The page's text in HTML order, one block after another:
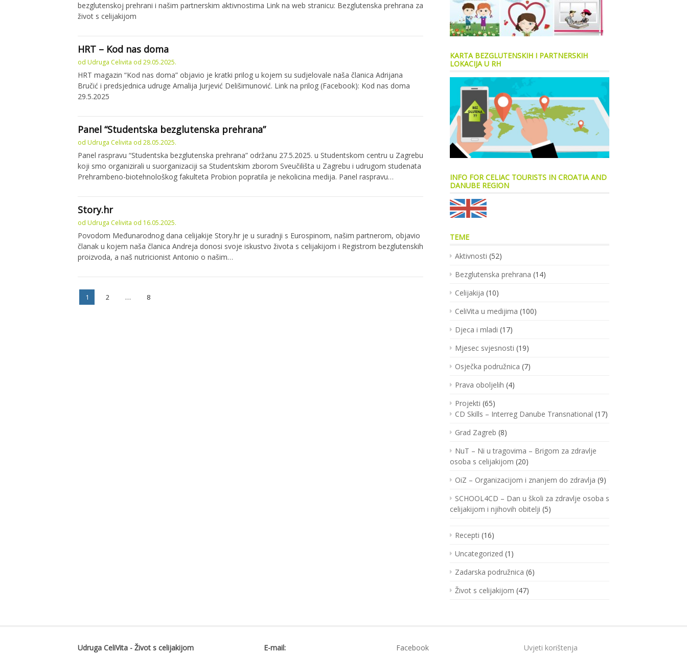
bezglutenskoj prehrani i našim partnerskim aktivnostima Link na web stranicu: Bezglutenska prehrana za
život s celijakijom
HRT – Kod nas doma
od Udruga Celivita od 29.05.2025.
HRT magazin “Kod nas doma” objavio je kratki prilog u kojem su sudjelovale naša članica Adrijana
Bručić i predsjednica udruge Amalija Jurjević Delišimunović. Link na prilog (Facebook): Kod nas doma
29.5.2025
Panel “Studentska bezglutenska prehrana”
od Udruga Celivita od 28.05.2025.
Panel raspravu “Studentska bezglutenska prehrana” održanu 27.5.2025. u Studentskom centru u Zagrebu
koji smo organizirali u suorganizaciji sa Studentskim zborom Sveučilišta u Zagrebu i udrugom studenata
Prehrambeno-biotehnološkog fakulteta Probion popratila je nekolicina medija. Panel raspravu…
Story.hr
od Udruga Celivita od 16.05.2025.
Povodom Međunarodnog dana celijakije Story.hr je u suradnji s Eurospinom, našim partnerom, objavio
članak u kojem naša članica Andreja donosi svoje iskustvo života s celijakijom i Registrom bezglutenskih
proizvoda, a naš nutricionist Antonio o našim…
Paginacija
objava
Stranica
1 Stranica
2 … Stranica
8
KARTA BEZGLUTENSKIH I PARTNERSKIH
LOKACIJA U RH
INFO FOR CELIAC TOURISTS IN CROATIA AND
DANUBE REGION
TEME
Aktivnosti (52)
Bezglutenska prehrana (14)
Celijakija (10)
CeliVita u medijima (100)
Djeca i mladi (17)
Mjesec svjesnosti (19)
Osječka podružnica (7)
Prava oboljelih (4)
Projekti (65)
CD Skills – Interreg Danube Transnational (17)
Grad Zagreb (8)
NuT – Ni u tragovima – Brigom za zdravlje
osoba s celijakijom (20)
OiZ – Organizacijom i znanjem do zdravlja (9)
SCHOOL4CD – Dan u školi za zdravlje osoba s
celijakijom i njihovih obitelji (5)
Recepti (16)
Uncategorized (1)
Zadarska podružnica (6)
Život s celijakijom (47)
Udruga CeliVita - Život s celijakijom
E-mail:
Facebook Uvjeti korištenja